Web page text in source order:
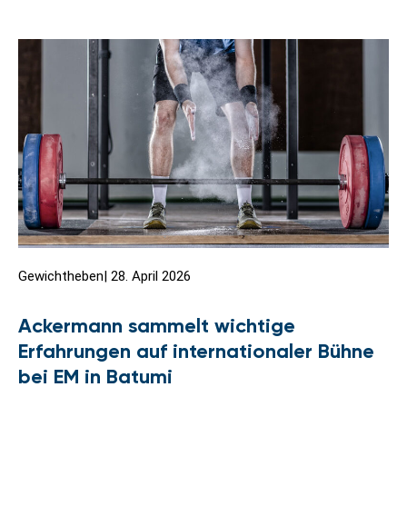
Gewichtheben| 28. April 2026
Ackermann sammelt wichtige
Erfahrungen auf internationaler Bühne
bei EM in Batumi